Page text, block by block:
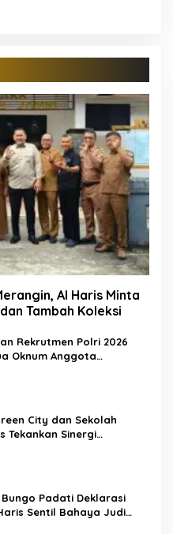
Al Haris Minta
Tambah Koleksi
Rekrutmen Polri 2026
Oknum Anggota
City dan Sekolah
Tekankan Sinergi
Padati Deklarasi
Sentil Bahaya Judi